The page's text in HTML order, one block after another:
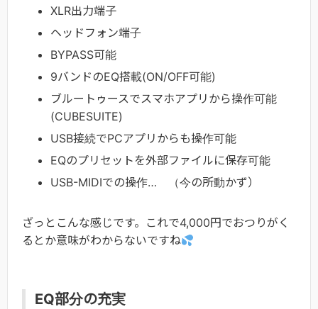
XLR出力端子
ヘッドフォン端子
BYPASS可能
9バンドのEQ搭載(ON/OFF可能)
ブルートゥースでスマホアプリから操作可能
(CUBESUITE)
USB接続でPCアプリからも操作可能
EQのプリセットを外部ファイルに保存可能
USB-MIDIでの操作… （今の所動かず）
ざっとこんな感じです。これで4,000円でおつりがく
るとか意味がわからないですね
EQ部分の充実